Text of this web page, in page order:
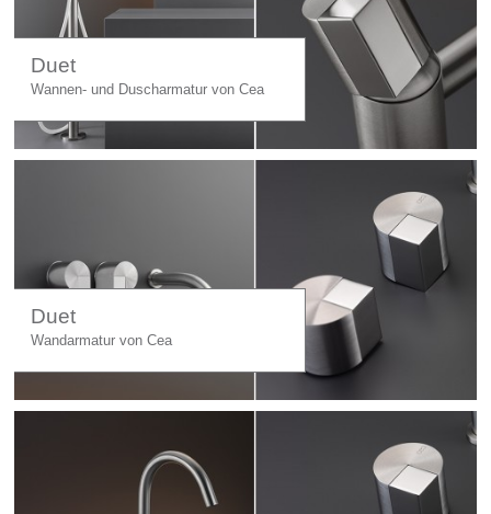
Duet
Wannen- und Duscharmatur von Cea
Duet
Wandarmatur von Cea